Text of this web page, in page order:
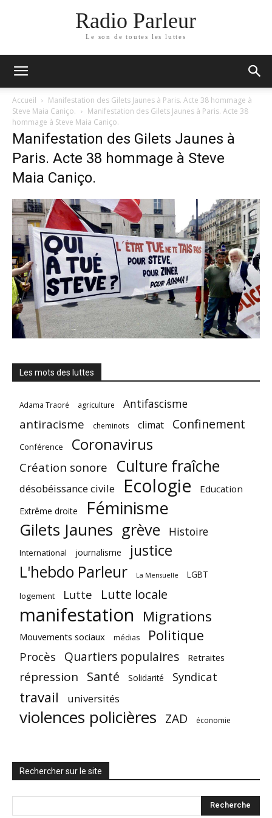
Radio Parleur
Le son de toutes les luttes
Accueil
Manifestation des Gilets Jaunes à Paris. Acte 38 hommage à
Steve Maia Caniço.
Manifestation des Gilets Jaunes à Paris. Acte 38
hommage à Steve Maia Caniço.
Manifestation des Gilets Jaunes à
Paris. Acte 38 hommage à Steve
Maia Caniço.
Les mots des luttes
Adama Traoré agriculture Antifascisme
antiracisme cheminots climat Confinement
Conférence Coronavirus
Création sonore Culture fraîche
désobéissance civile Ecologie Education
Extrême droite Féminisme
Gilets Jaunes grève Histoire
International journalisme justice
L'hebdo Parleur La Mensuelle
LGBT
logement
Lutte Lutte locale
manifestation Migrations
Mouvements sociaux médias Politique
Procès Quartiers populaires Retraites
répression Santé Solidarité Syndicat
travail universités
violences policières ZAD économie
Rechercher sur le site